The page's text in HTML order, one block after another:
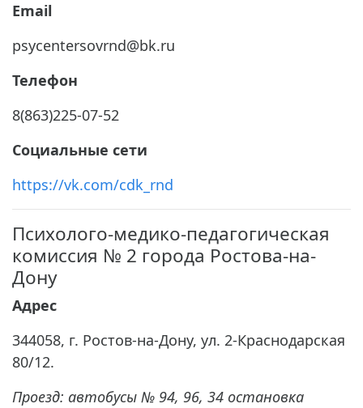
Email
psycentersovrnd@bk.ru
Телефон
8(863)225-07-52
Социальные сети
https://vk.com/cdk_rnd
Психолого-медико-педагогическая
комиссия № 2 города Ростова-на-
Дону
Адрес
344058, г. Ростов-на-Дону, ул. 2-Краснодарская
80/12.
Проезд: автобусы № 94, 96, 34 остановка